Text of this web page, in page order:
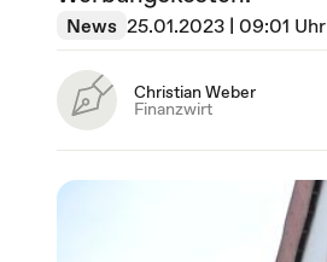
News 25.01.2023 | 09:01 Uhr
Christian Weber
Finanzwirt